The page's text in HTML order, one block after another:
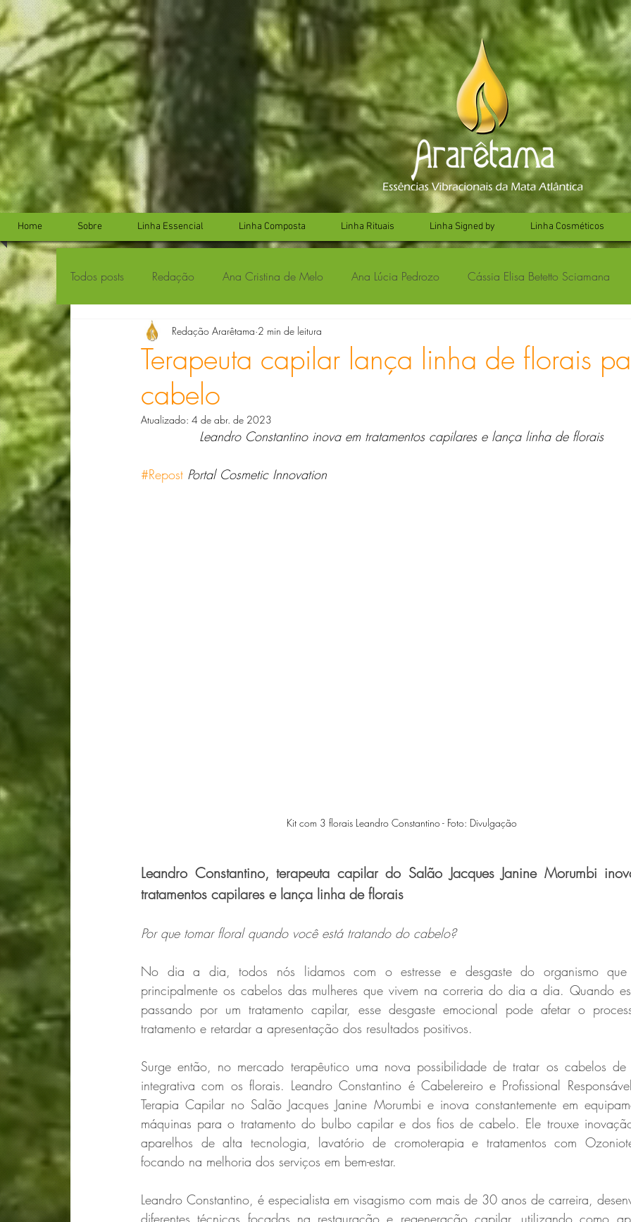
Home Sobre Linha Essencial Linha Composta Linha Rituais Linha Signed by Linha Cosméticos
Todos posts Redação Ana Cristina de Melo Ana Lúcia Pedrozo Cássia Elisa Betetto Sciamana
Denise Giarelli Doris Barg Dra. Ellen Costa Mendes Soares
Dra. Luciana Ribeiro
Compondo Biografias com Florais Lucia Albuquerque
Terapeuta capilar lança linha de florais
cabelo
Redação Ararêtama 2 min de leitura
Atualizado: 4 de abr. de 2023
Leandro Constantino inova em tratamentos capilares e lança linha de florais
#Repost Portal Cosmetic Innovation
Kit com 3 florais Leandro Constantino - Foto: Divulgação
Leandro Constantino, terapeuta capilar do Salão Jacques Janine Morumbi
tratamentos capilares e lança linha de florais
Por que tomar floral quando você está tratando do cabelo?
No dia a dia, todos nós lidamos com o estresse e desgaste do organismo que
principalmente os cabelos das mulheres que vivem na correria do dia a dia. Quando
passando por um tratamento capilar, esse desgaste emocional pode afetar o
tratamento e retardar a apresentação dos resultados positivos.
Surge então, no mercado terapêutico uma nova possibilidade de tratar os cabelos de
integrativa com os florais. Leandro Constantino é Cabelereiro e Profissional
Terapia Capilar no Salão Jacques Janine Morumbi e inova constantemente em
máquinas para o tratamento do bulbo capilar e dos fios de cabelo. Ele trouxe
aparelhos de alta tecnologia, lavatório de cromoterapia e tratamentos com
focando na melhoria dos serviços em bem-estar.
Leandro Constantino, é especialista em visagismo com mais de 30 anos de carreira,